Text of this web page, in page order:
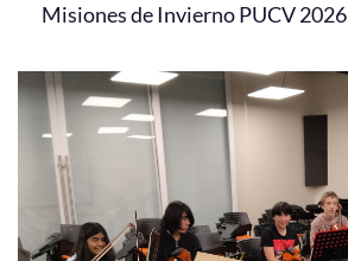
Misiones de Invierno PUCV 2026